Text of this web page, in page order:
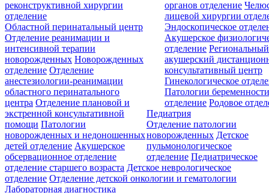
реконструктивной хирургии
отделение
органов отделение
лицевой хирургии
Эндоскопическое
Областной перинатальный центр
Отделение реанимации и
интенсивной терапии
новорожденных Новорожденных
отделение Отделение
анестезиологии-реанимации
областного перинатального
центра Отделение плановой и
экстренной консультативной
помощи Патологии
новорожденных и недоношенных
детей отделение Акушерское
обсервационное отделение
Акушерское
отделение Региональный
акушерский
консультативный центр
Гинекологическое
Патологии
отделение Родовое
Педиатрия
Отделение патологии
новорожденных Детское
пульмонологическое
отделение Педиатрическое
отделение старшего возраста Детское неврологическое
отделение Отделение детской онкологии и гематологии
Лабораторная диагностика